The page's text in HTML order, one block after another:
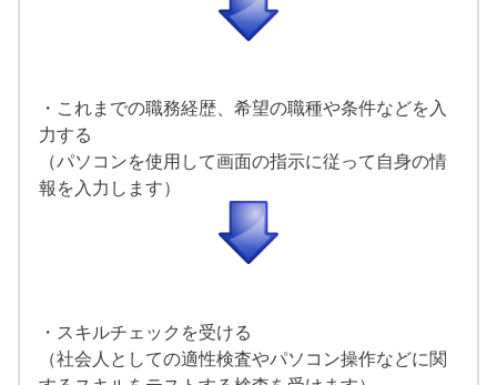
・これまでの職務経歴、希望の職種や条件などを入
力する
（パソコンを使用して画面の指示に従って自身の情
報を入力します）
・スキルチェックを受ける
（社会人としての適性検査やパソコン操作などに関